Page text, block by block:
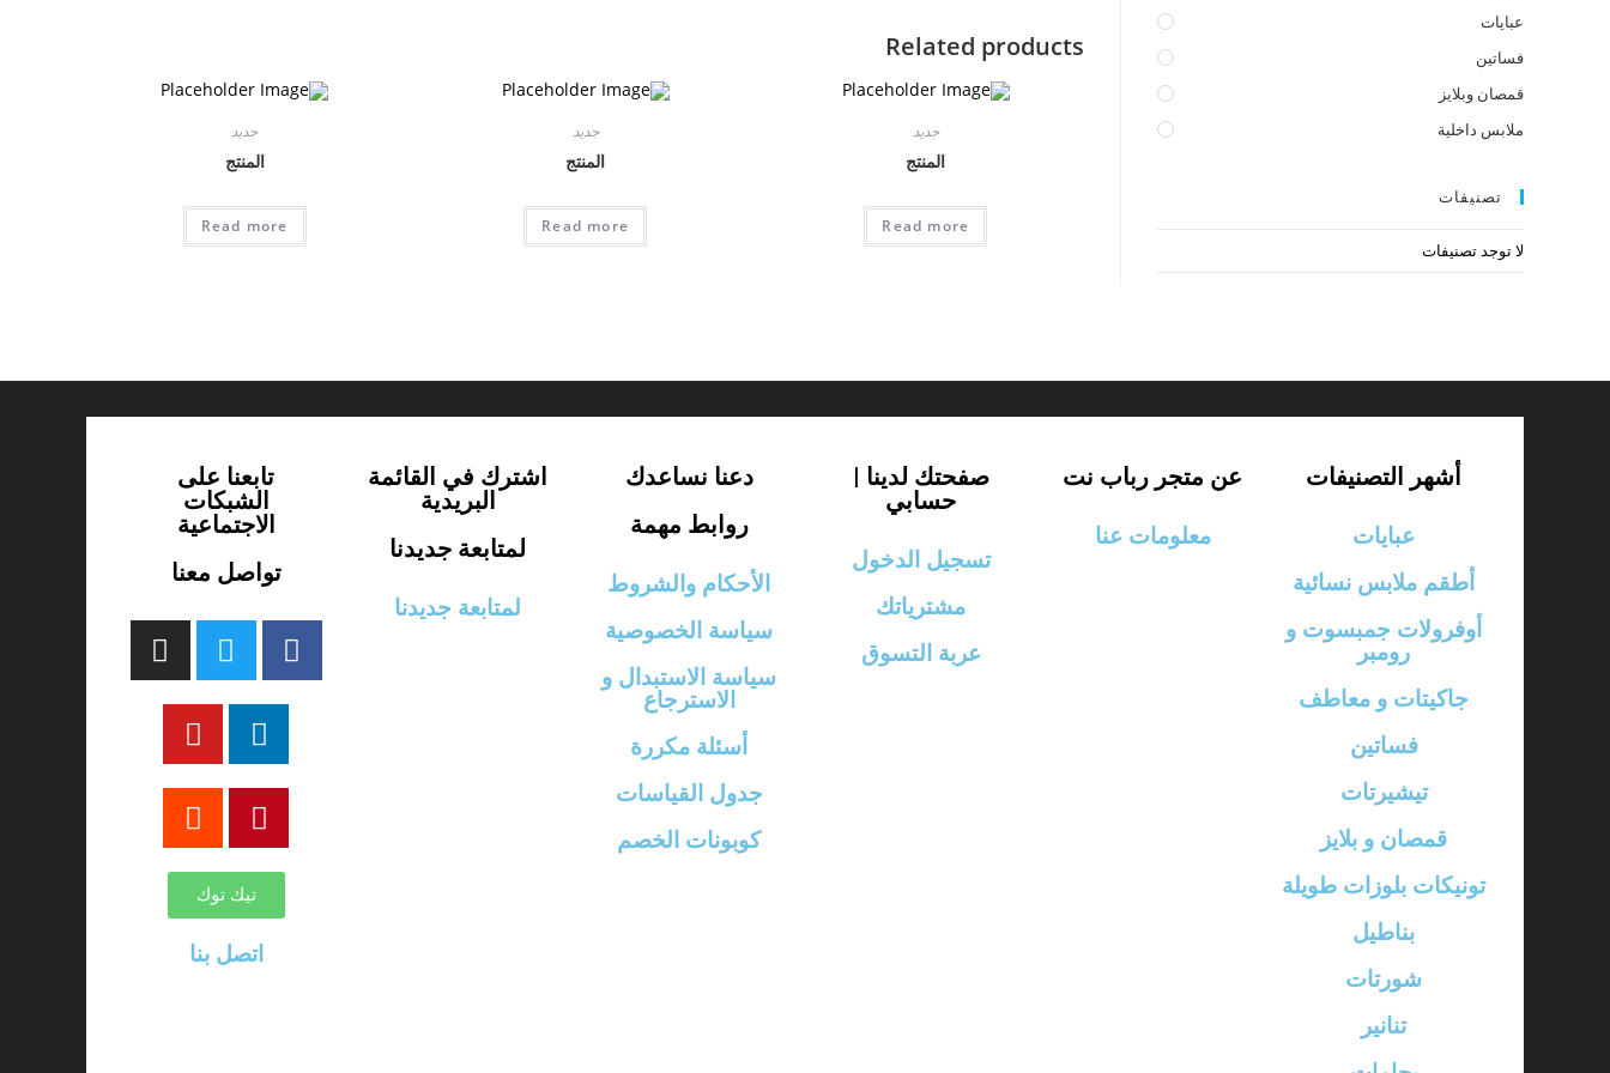
Related products
جديد
المنتج
Read more
جديد
المنتج
Read more
جديد
المنتج
Read more
عبايات
فساتين
قمصان وبلايز
ملابس داخلية
تصنيفات
لا توجد تصنيفات
أشهر التصنيفات
عبايات
أطقم ملابس نسائية
أوفرولات جمبسوت و
رومبر
جاكيتات و معاطف
فساتين
تيشيرتات
قمصان و بلايز
تونيكات بلوزات طويلة
بناطيل
شورتات
تنانير
عن متجر رباب نت
معلومات عنا
صفحتك لدينا |
حسابي
تسجيل الدخول
مشترياتك
عربة التسوق
دعنا نساعدك
روابط مهمة
الأحكام والشروط
سياسة الخصوصية
سياسة الاستبدال و
الاسترجاع
أسئلة مكررة
جدول القياسات
كوبونات الخصم
اشترك في القائمة
البريدية
لمتابعة جديدنا
لمتابعة جديدنا
تابعنا على
الشبكات
الاجتماعية
تواصل معنا
تيك توك
اتصل بنا